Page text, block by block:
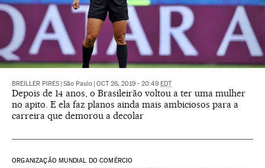
BREILLER PIRES São Paulo OCT 26, 2019 - 20:49 EDT
Depois de 14 anos, o Brasileirão voltou a ter uma mulher
no apito. E ela faz planos ainda mais ambiciosos para a
carreira que demorou a decolar
ORGANIZAÇÃO MUNDIAL DO COMÉRCIO